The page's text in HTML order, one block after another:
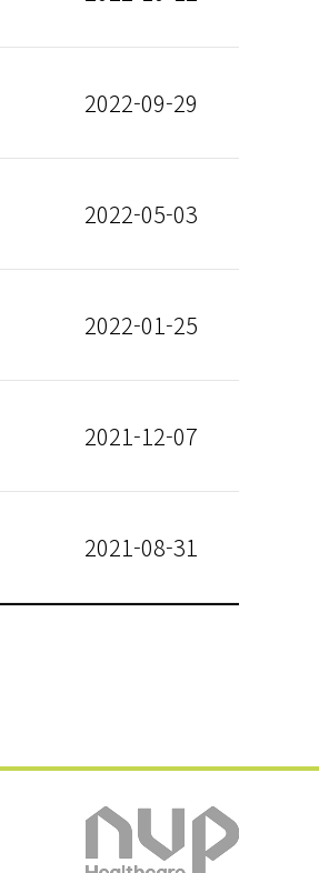
2022-09-29
2022-05-03
2022-01-25
2021-12-07
2021-08-31